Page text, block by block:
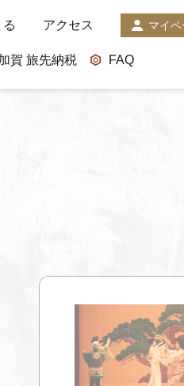
アクセス マイペ
賀 旅先納税 FAQ